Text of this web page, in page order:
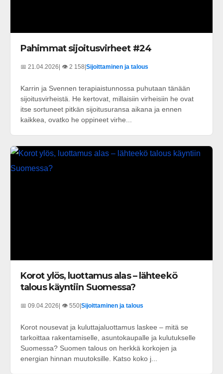
Pahimmat sijoitusvirheet #24
📅 21.04.2026 | 👁️ 2 158 Sijoittaminen ja talous
Karrin ja Svennen terapiaistunnossa puhutaan tänään
sijoitusvirheistä. He kertovat, millaisiin virheisiin he ovat
itse sortuneet pitkän sijoitusuransa aikana ja ennen
kaikkea, ovatko he oppineet virhe...
Korot ylös, luottamus alas – lähteekö
talous käyntiin Suomessa?
📅 09.04.2026| 👁️ 550|Sijoittaminen ja talous
Korot nousevat ja kuluttajaluottamus laskee – mitä se
tarkoittaa rakentamiselle, asuntokaupalle ja kulutukselle
Suomessa? Suomen talous on herkkä korkojen ja
energian hinnan muutoksille. Katso koko j...